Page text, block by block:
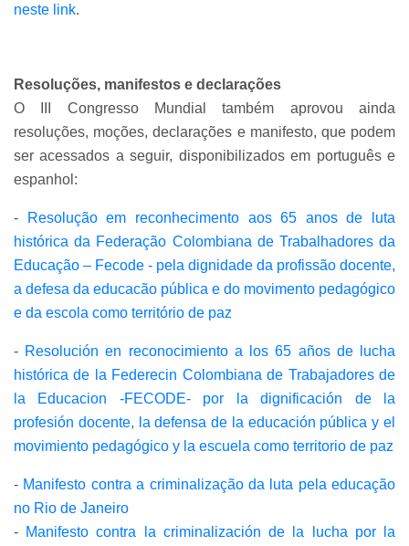
neste link.
Resoluções, manifestos e declarações
O III Congresso Mundial também aprovou ainda
resoluções, moções, declarações e manifesto, que podem
ser acessados a seguir, disponibilizados em português e
espanhol:
-
Resolução em reconhecimento aos 65 anos de luta
histórica da Federação Colombiana de Trabalhadores da
Educação – Fecode - pela dignidade da profissão docente,
a defesa da educacão pública e do movimento pedagógico
e da escola como território de paz
- Resolución en reconocimiento a los 65 años de lucha
histórica de la Federecin Colombiana de Trabajadores de
la Educacion -FECODE- por la dignificación de la
profesión docente, la defensa de la educación pública y el
movimiento pedagógico y la escuela como territorio de paz
- Manifesto contra a criminalização da luta pela educação
no Rio de Janeiro
- Manifesto contra la criminalización de la lucha por la